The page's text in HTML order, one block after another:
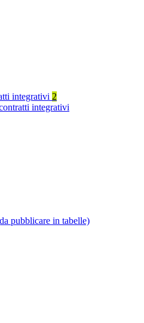
integrativi 2
integrativi
pubblicare in tabelle)